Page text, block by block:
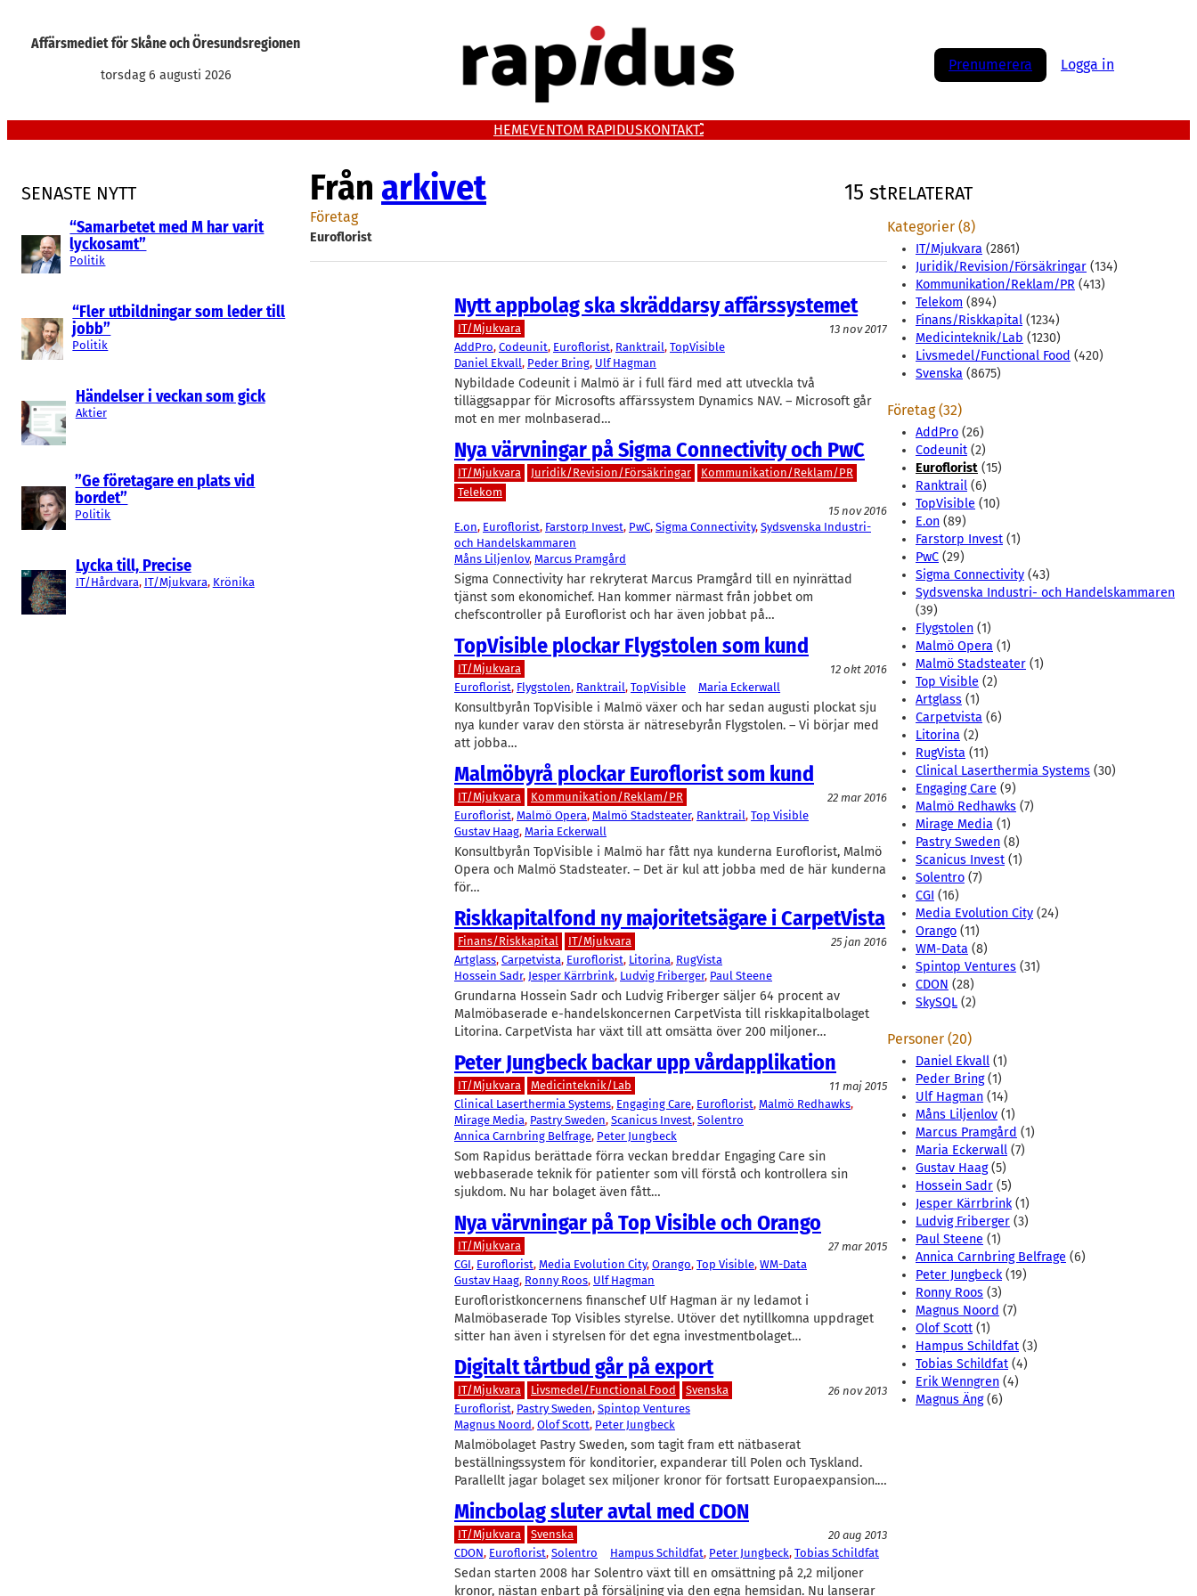
Affärsmediet för Skåne och Öresundsregionen
torsdag 6 augusti 2026
Prenumerera Logga in
HEMEVENTOM RAPIDUSKONTAKT
SENASTE NYTT
“Samarbetet med M har varit
lyckosamt”
Politik
“Fler utbildningar som leder till
jobb”
Politik
Händelser i veckan som gick
Aktier
”Ge företagare en plats vid
bordet”
Politik
Lycka till, Precise
IT/Hårdvara, IT/Mjukvara, Krönika
Från arkivet 15 st
Företag
Euroflorist
Nytt appbolag ska skräddarsy affärssystemet
IT/Mjukvara
13 nov 2017
AddPro, Codeunit, Euroflorist, Ranktrail, TopVisible
Daniel Ekvall, Peder Bring, Ulf Hagman
Nybildade Codeunit i Malmö är i full färd med att utveckla två
tilläggsappar för Microsofts affärssystem Dynamics NAV. – Microsoft går
mot en mer molnbaserad…
Nya värvningar på Sigma Connectivity och PwC
IT/Mjukvara Juridik/Revision/Försäkringar
Kommunikation/Reklam/PR
Telekom
15 nov 2016
E.on, Euroflorist, Farstorp Invest, PwC, Sigma Connectivity, Sydsvenska Industri-
och Handelskammaren
Måns Liljenlov, Marcus Pramgård
Sigma Connectivity har rekryterat Marcus Pramgård till en nyinrättad
tjänst som ekonomichef. Han kommer närmast från jobbet om
chefscontroller på Euroflorist och har även jobbat på…
TopVisible plockar Flygstolen som kund
IT/Mjukvara
12 okt 2016
Euroflorist, Flygstolen, Ranktrail, TopVisible Maria Eckerwall
Konsultbyrån TopVisible i Malmö växer och har sedan augusti plockat sju
nya kunder varav den största är nätresebyrån Flygstolen. – Vi börjar med
att jobba…
Malmöbyrå plockar Euroflorist som kund
IT/Mjukvara Kommunikation/Reklam/PR
22 mar 2016
Euroflorist, Malmö Opera, Malmö Stadsteater, Ranktrail, Top Visible
Gustav Haag, Maria Eckerwall
Konsultbyrån TopVisible i Malmö har fått nya kunderna Euroflorist, Malmö
Opera och Malmö Stadsteater. – Det är kul att jobba med de här kunderna
för…
Riskkapitalfond ny majoritetsägare i CarpetVista
Finans/Riskkapital IT/Mjukvara
25 jan 2016
Artglass, Carpetvista, Euroflorist, Litorina, RugVista
Hossein Sadr, Jesper Kärrbrink, Ludvig Friberger, Paul Steene
Grundarna Hossein Sadr och Ludvig Friberger säljer 64 procent av
Malmöbaserade e-handelskoncernen CarpetVista till riskkapitalbolaget
Litorina. CarpetVista har växt till att omsätta över 200 miljoner…
Peter Jungbeck backar upp vårdapplikation
IT/Mjukvara Medicinteknik/Lab
11 maj 2015
Clinical Laserthermia Systems, Engaging Care, Euroflorist, Malmö Redhawks
Mirage Media, Pastry Sweden, Scanicus Invest, Solentro
Annica Carnbring Belfrage, Peter Jungbeck
Som Rapidus berättade förra veckan breddar Engaging Care sin
webbaserade teknik för patienter som vill förstå och kontrollera sin
sjukdom. Nu har bolaget även fått…
Nya värvningar på Top Visible och Orango
IT/Mjukvara
27 mar 2015
CGI, Euroflorist, Media Evolution City, Orango, Top Visible, WM-Data
Gustav Haag, Ronny Roos, Ulf Hagman
Eurofloristkoncernens finanschef Ulf Hagman är ny ledamot i
Malmöbaserade Top Visibles styrelse. Utöver det nytillkomna uppdraget
sitter han även i styrelsen för det egna investmentbolaget…
Digitalt tårtbud går på export
IT/Mjukvara Livsmedel/Functional Food Svenska
26 nov 2013
Euroflorist, Pastry Sweden, Spintop Ventures
Magnus Noord, Olof Scott, Peter Jungbeck
Malmöbolaget Pastry Sweden, som tagit fram ett nätbaserat
beställningssystem för konditorier, expanderar till Polen och Tyskland.
Parallellt jagar bolaget sex miljoner kronor för fortsatt Europaexpansion.…
Mincbolag sluter avtal med CDON
IT/Mjukvara Svenska
20 aug 2013
CDON, Euroflorist, Solentro Hampus Schildfat, Peter Jungbeck, Tobias Schildfat
Sedan starten 2008 har Solentro växt till en omsättning på 2,2 miljoner
kronor, nästan enbart på försäljning via den egna hemsidan. Nu lanserar
RELATERAT
Kategorier (8)
IT/Mjukvara (2861)
Juridik/Revision/Försäkringar (134)
Kommunikation/Reklam/PR (413)
Telekom (894)
Finans/Riskkapital (1234)
Medicinteknik/Lab (1230)
Livsmedel/Functional Food (420)
Svenska (8675)
Företag (32)
AddPro (26)
Codeunit (2)
Euroflorist (15)
Ranktrail (6)
TopVisible (10)
E.on (89)
Farstorp Invest (1)
PwC (29)
Sigma Connectivity (43)
Sydsvenska Industri- och Handelskammaren
(39)
Flygstolen (1)
Malmö Opera (1)
Malmö Stadsteater (1)
Top Visible (2)
Artglass (1)
Carpetvista (6)
Litorina (2)
RugVista (11)
Clinical Laserthermia Systems (30)
Engaging Care (9)
Malmö Redhawks (7)
Mirage Media (1)
Pastry Sweden (8)
Scanicus Invest (1)
Solentro (7)
CGI (16)
Media Evolution City (24)
Orango (11)
WM-Data (8)
Spintop Ventures (31)
CDON (28)
SkySQL (2)
Personer (20)
Daniel Ekvall (1)
Peder Bring(1)
Ulf Hagman (14)
Måns Liljenlov (1)
Marcus Pramgård (1)
Maria Eckerwall (7)
Gustav Haag(5)
Hossein Sadr (5)
Jesper Kärrbrink(1)
Ludvig Friberger (3)
Paul Steene (1)
Annica Carnbring Belfrage (6)
Peter Jungbeck(19)
Ronny Roos (3)
Magnus Noord (7)
Olof Scott (1)
Hampus Schildfat (3)
Tobias Schildfat (4)
Erik Wenngren (4)
Magnus Äng(6)